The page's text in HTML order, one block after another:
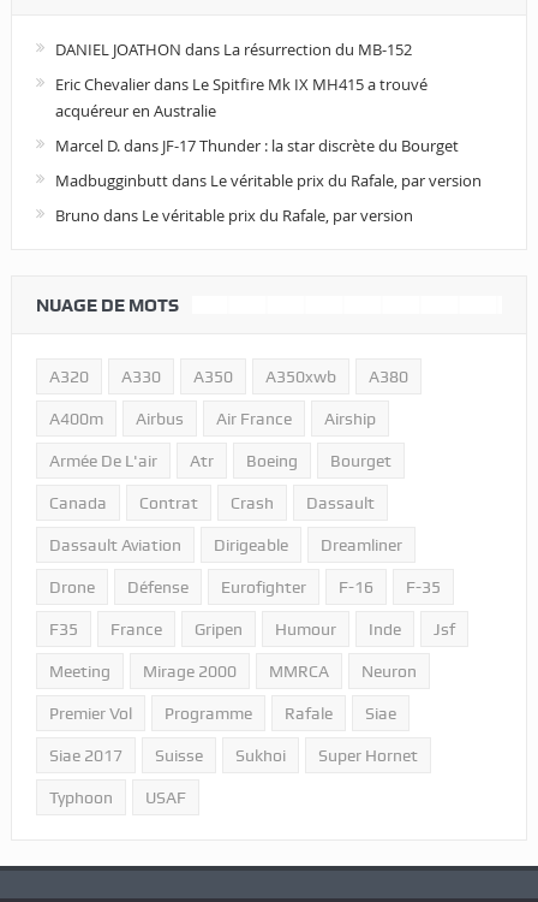
DANIEL JOATHON dans La résurrection du MB-152
Eric Chevalierdans Le Spitfire Mk IX MH415 a trouvé
acquéreur en Australie
Marcel D.dans JF-17 Thunder : la star discrète du Bourget
Madbugginbuttdans Le véritable prix du Rafale, par version
Bruno dans Le véritable prix du Rafale, par version
NUAGE DE MOTS
A320 A330 A350 A350xwb A380
A400m Airbus Air France Airship
Armée De L'air Atr Boeing Bourget
Canada Contrat Crash Dassault
Dassault Aviation Dirigeable Dreamliner
Drone Défense Eurofighter F-16 F-35
F35 France Gripen Humour Inde Jsf
Meeting Mirage 2000 MMRCA Neuron
Premier Vol Programme Rafale Siae
Siae 2017 Suisse Sukhoi Super Hornet
Typhoon USAF